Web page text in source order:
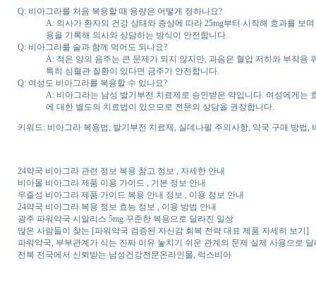
Q: 비아그라를 처음 복용할 때 용량은 어떻게 정하나요?
A: 의사가 환자의 건강 상태와 증상에 따라 25mg부터 시작해 효과를 보
용을 기록해 의사와 상담하는 방식이 안전합니다.
Q: 비아그라를 술과 함께 먹어도 되나요?
A: 적은 양의 음주는 큰 문제가 되지 않지만, 과음은 혈압 저하와 부작용
특히 심혈관 질환이 있다면 금주가 안전합니다.
Q: 여성도 비아그라를 복용할 수 있나요?
A: 비아그라는 남성 발기부전 치료제로 승인받은 약입니다. 여성에게는
에 대한 별도의 치료법이 있으므로 전문의 상담을 권장합니다.
키워드: 비아그라 복용법, 발기부전 치료제, 실데나필 주의사항, 약국 구매 방법,
24약국 비아그라 관련 정보 복용 참고 정보 , 자세한 안내
비아몰 비아그라 제품 이용 가이드 , 기본 정보 안내
우즐성 비아그라 제품 가이드 복용 안내 정보 , 이용 정보 안내
24약국 비아그라 복용 정보 효능 정보 , 이용 방법 안내
광주 파워약국 시알리스 5mg 꾸준한 복용으로 달라진 일상
많은 사람들이 찾는 [파워약국 검증된 자신감 회복 전략 대표 제품 자세히 보기]
파워약국, 부부관계가 식는 진짜 이유 놓치기 쉬운 관계의 문제 실제 사용으로
전북 전국에서 신뢰받는 남성건강전문온라인몰, 럭스비아